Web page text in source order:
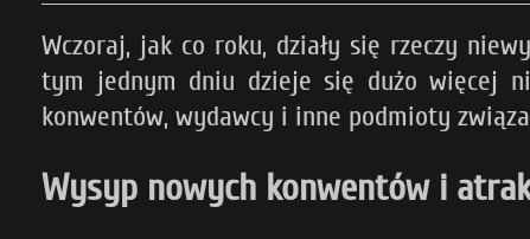
Wczoraj, jak co roku, działy się rzeczy
tym jednym dniu dzieje się dużo więcej
konwentów, wydawcy i inne podmioty
Wysyp nowych konwentów i